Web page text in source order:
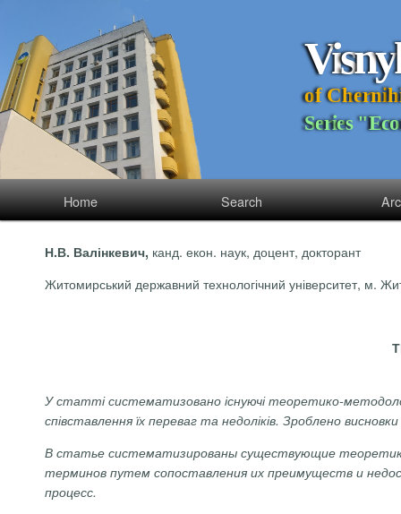
Visny
of Chernih
Series "Eco
Home Search
Н.В. Валінкевич, канд. екон. наук, доцент, докторант
Житомирський державний технологічний університет, м.
У статті систематизовано існуючі теоретико-
співставлення їх переваг та недоліків. Зроблено
В статье систематизированы существующие
терминов путем сопоставления их преимуществ и
процесс.